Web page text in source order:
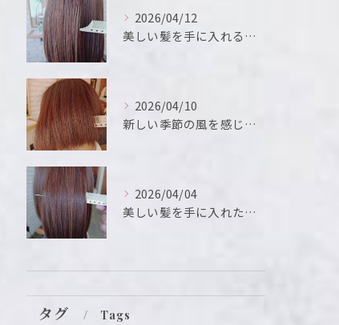
2026/04/12
美しい髪を手に入れるための鍵は、ヘアサロンの選択にあります。
2026/04/10
新しい季節の風を感じるこの瞬間、新たなスタートを切るために、...
2026/04/04
美しい髪を手に入れたいと願う方におすすめのメニューが「髪質改...
タグ Tags